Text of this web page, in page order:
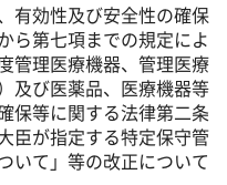
有効性及び安全性の確保
ら第七項までの規定によ
管理医療機器、管理医療
及び医薬品、医療機器等
保等に関する法律第二条
臣が指定する特定保守管
いて」等の改正について